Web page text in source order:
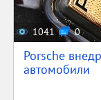
1041 0
Porsche
автомобили